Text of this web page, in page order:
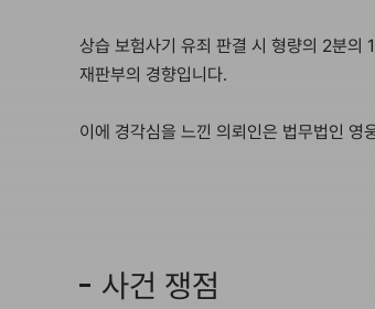
상습 보험사기 유죄 판결 시 형량의 2분의
재판부의 경향입니다.
이에 경각심을 느낀 의뢰인은 법무법인 영
사건 쟁점